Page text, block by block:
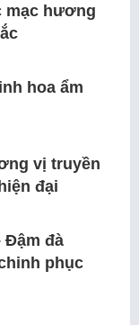
mạc hương
hoa ẩm
vị truyền
đại
Đậm đà
phục